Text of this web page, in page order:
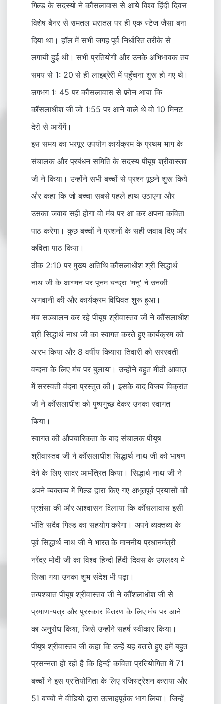
गिल्ड के सदस्यों ने कौंसलावास से आये विश्व हिंदी दिवस
विशेष बैनर से समतल धरातल पर ही एक स्टेज जैसा बना
दिया था। हॉल में सभी जगह पूर्व निर्धारित तरीके से
लगायी हुई थी। सभी प्रतियोगी और उनके अभिभावक तय
समय से 1: 20 से ही लाइब्रेरी में पहुँचना शुरू हो गए थे।
लगभग 1: 45 पर कौंसलावास से फ़ोन आया कि
कौंसलाधीश जी जो 1:55 पर आने वाले थे वो 10 मिनट
देरी से आयेंगें।
इस समय का भरपूर उपयोग कार्यक्रम के प्रथम भाग के
संचालक और प्रबंधन समिति के सदस्य पीयूष श्रीवास्तव
जी ने किया। उन्होंने सभी बच्चों से प्रश्न पूछने शुरू किये
और कहा कि जो बच्चा सबसे पहले हाथ उठाएगा और
उसका जवाब सही होगा वो मंच पर आ कर अपना कविता
पाठ करेगा। कुछ बच्चों ने प्रशनों के सही जवाब दिए और
कविता पाठ किया।
ठीक 2:10 पर मुख्य अतिथि कौंसलाधीश श्री सिद्धार्थ
नाथ जी के आगमन पर पूनम चन्द्रा 'मनु' ने उनकी
आगवानी की और कार्यक्रम विधिवत शुरू हुआ।
मंच सञ्चालन कर रहे पीयूष श्रीवास्तव जी ने कौंसलाधीश
श्री सिद्धार्थ नाथ जी का स्वागत करते हुए कार्यक्रम को
आरभ किया और 8 वर्षीय कियारा तिवारी को सरस्वती
वन्दना के लिए मंच पर बुलाया। उन्होंने बहुत मीठी आवाज़
में सरस्वती वंदना प्रस्तुत की। इसके बाद विजय विक्रांत
जी ने कौंसलाधीश को पुष्पगुच्छ देकर उनका स्वागत
किया।
स्वागत की औपचारिकता के बाद संचालक पीयूष
श्रीवास्तव जी ने कौंसलाधीश सिद्धार्थ नाथ जी को भाषण
देने के लिए सादर आमंत्रित किया। सिद्धार्थ नाथ जी ने
अपने व्यक्तव्य में गिल्ड द्वारा किए गए अभूतपूर्व प्रयासों की
प्रशंसा की और आश्वासन दिलाया कि कौंसलावास इसी
भाँति सदैव गिल्ड का सहयोग करेगा। अपने व्यक्तव्य के
पूर्व सिद्धार्थ नाथ जी ने भारत के माननीय प्रधानमंत्री
नरेंद्र मोदी जी का विश्व हिन्दी हिंदी दिवस के उपलक्ष्य में
लिखा गया उनका शुभ संदेश भी पढ़ा।
तत्पश्चात पीयूष श्रीवास्तव जी ने कौंशलाधीश जी से
प्रमाण-पत्र और पुरस्कार वितरण के लिए मंच पर आने
का अनुरोध किया, जिसे उन्होंने सहर्ष स्वीकार किया।
पीयूष श्रीवास्तव जी कहा कि उन्हें यह बताते हुए हमें बहुत
प्रसन्नता हो रही है कि हिन्दी कविता प्रतियोगिता में 71
बच्चों ने इस प्रतियोगिता के लिए रजिस्ट्रेशन कराया और
51 बच्चों ने वीडियो द्वारा उत्साहपूर्वक भाग लिया। जिन्हें